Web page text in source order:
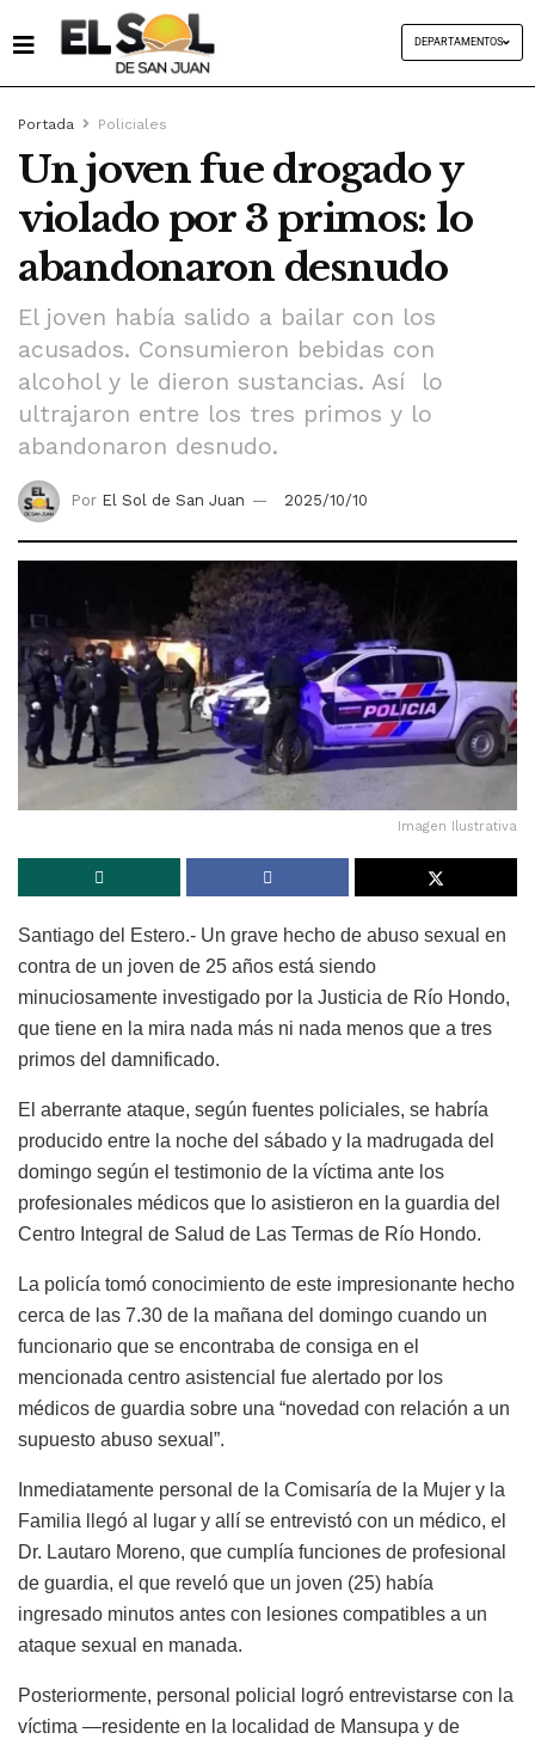
DEPARTAMENTOS
Portada Policiales
Un joven fue drogado y
violado por 3 primos: lo
abandonaron desnudo
El joven había salido a bailar con los
acusados. Consumieron bebidas con
alcohol y le dieron sustancias. Así lo
ultrajaron entre los tres primos y lo
abandonaron desnudo.
Por El Sol de San Juan 2025/10/10
Imagen Ilustrativa
Santiago del Estero.- Un grave hecho de abuso sexual en
contra de un joven de 25 años está siendo
minuciosamente investigado por la Justicia de Río Hondo,
que tiene en la mira nada más ni nada menos que a tres
primos del damnificado.
El aberrante ataque, según fuentes policiales, se habría
producido entre la noche del sábado y la madrugada del
domingo según el testimonio de la víctima ante los
profesionales médicos que lo asistieron en la guardia del
Centro Integral de Salud de Las Termas de Río Hondo.
La policía tomó conocimiento de este impresionante hecho
cerca de las 7.30 de la mañana del domingo cuando un
funcionario que se encontraba de consiga en el
mencionada centro asistencial fue alertado por los
médicos de guardia sobre una “novedad con relación a un
supuesto abuso sexual”.
Inmediatamente personal de la Comisaría de la Mujer y la
Familia llegó al lugar y allí se entrevistó con un médico, el
Dr. Lautaro Moreno, que cumplía funciones de profesional
de guardia, el que reveló que un joven (25) había
ingresado minutos antes con lesiones compatibles a un
ataque sexual en manada.
Posteriormente, personal policial logró entrevistarse con la
víctima —residente en la localidad de Mansupa y de